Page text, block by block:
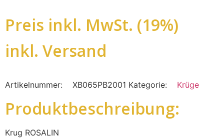
Preis inkl. MwSt. (19%)
inkl. Versand
Artikelnummer: XB065PB2001 Kategorie: Krüge
Produktbeschreibung:
Krug ROSALIN